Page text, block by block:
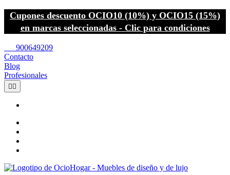
Cupones descuento OCIO10 (10%) y OCIO15 (15%)
en marcas seleccionadas - Clic para condiciones
900649209
Contacto
Blog
Profesionales
 